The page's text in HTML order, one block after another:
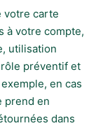
votre carte
à votre compte,
utilisation
rôle préventif et
en cas
prend en
dans